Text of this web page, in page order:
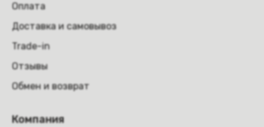
Оплата
Доставка и самовывоз
Trade-in
Отзывы
Обмен и возврат
Компания